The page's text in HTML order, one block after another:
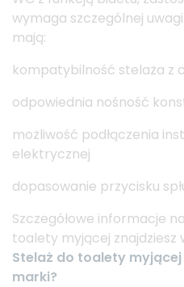
wymaga szczególnej
mają:
kompatybilność stelaża z
odpowiednia nośność
możliwość podłączenia
elektrycznej
dopasowanie przycisku
Szczegółowe informacje
toalety myjącej znajdziesz
Stelaż do toalety
marki?